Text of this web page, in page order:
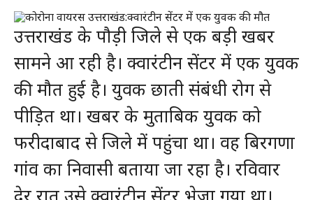
उत्तराखंड के पौड़ी जिले से एक बड़ी खबर
सामने आ रही है। क्वारंटीन सेंटर में एक युवक
की मौत हुई है। युवक छाती संबंधी रोग से
पीड़ित था। खबर के मुताबिक युवक को
फरीदाबाद से जिले में पहुंचा था। वह बिरगणा
गांव का निवासी बताया जा रहा है। रविवार
देर रात उसे क्वारंटीन सेंटर भेजा गया था।